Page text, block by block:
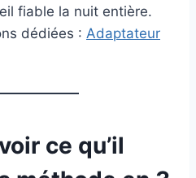
fiable la nuit entière.
dédiées : Adaptateur
ce qu’il